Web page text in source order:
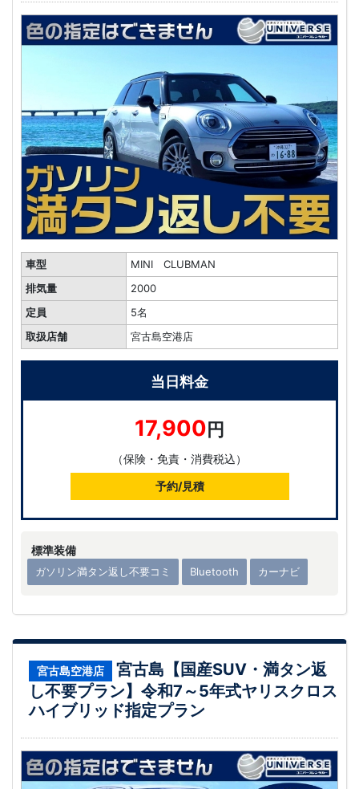
車型
MINI CLUBMAN
排気量
2000
定員
5名
取扱店舗
宮古島空港店
標準装備
ガソリン満タン返し不要コミ Bluetooth カーナビ
当日料金
17,900円
（保険・免責・消費税込）
予約/見積
宮古島空港店
宮古島【国産SUV・満タン返
し不要プラン】令和7～5年式ヤリスクロス
ハイブリッド指定プラン